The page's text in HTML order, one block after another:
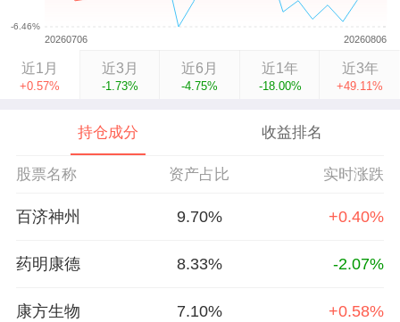
近1月
+0.57%
近3月
-1.73%
近6月
-4.75%
近1年
-18.00%
近3年
+49.11%
持仓成分 收益排名
股票名称 资产占比 实时涨跌
百济神州 9.70% +0.40%
药明康德 8.33% -2.07%
康方生物 7.10% +0.58%